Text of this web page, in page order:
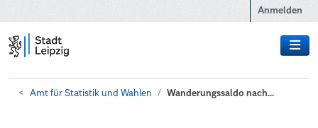
Anmelden
Amt für Statistik und Wahlen Wanderungssaldo nach...